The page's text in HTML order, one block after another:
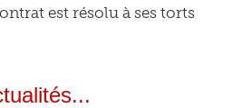
est résolu à ses torts